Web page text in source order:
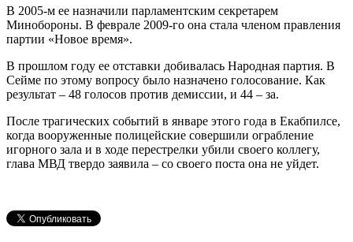
В 2005-м ее назначили парламентским секретарем
Минобороны. В феврале 2009-го она стала членом правления
партии «Новое время».
В прошлом году ее отставки добивалась Народная партия. В
Сейме по этому вопросу было назначено голосование. Как
результат – 48 голосов против демиссии, и 44 – за.
После трагических событий в январе этого года в Екабпилсе,
когда вооруженные полицейские совершили ограбление
игорного зала и в ходе перестрелки убили своего коллегу,
глава МВД твердо заявила – со своего поста она не уйдет.